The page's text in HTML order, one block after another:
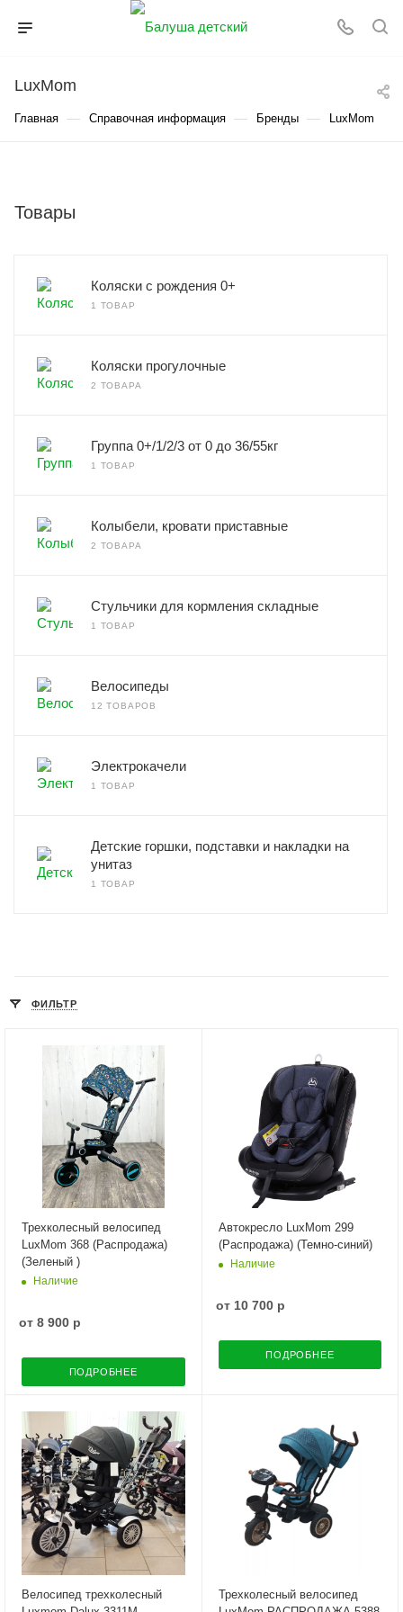
LuxMom
Главная — Справочная информация — Бренды — LuxMom
Товары
Коляски с рождения 0+
1 ТОВАР
Коляски прогулочные
2 ТОВАРА
Группа 0+/1/2/3 от 0 до 36/55кг
1 ТОВАР
Колыбели, кровати приставные
2 ТОВАРА
Стульчики для кормления складные
1 ТОВАР
Велосипеды
12 ТОВАРОВ
Электрокачели
1 ТОВАР
Детские горшки, подставки и накладки на
унитаз
1 ТОВАР
ФИЛЬТР
Трехколесный велосипед
LuxMom 368 (Распродажа)
(Зеленый )
Наличие
от 8 900 р
ПОДРОБНЕЕ
Автокресло LuxMom 299
(Распродажа) (Темно-синий)
Наличие
от 10 700 р
ПОДРОБНЕЕ
Велосипед трехколесный
Трехколесный велосипед